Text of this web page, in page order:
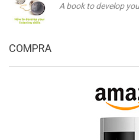
A book to develop
COMPRA